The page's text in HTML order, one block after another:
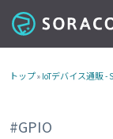
製品
事例
料金
ドキュメント
導入支援
IoTストア
最新情報
トップ» IoTデバイス通販 -
#GPIO